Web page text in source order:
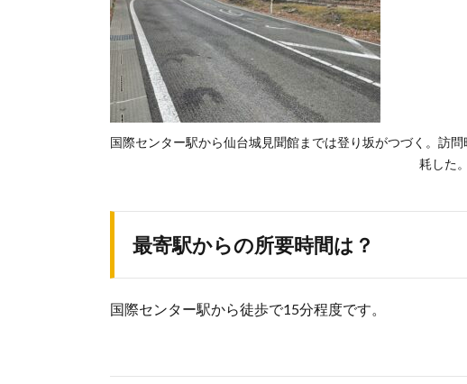
国際センター駅から仙台城見聞館までは登り坂がつづく。訪
耗した。
最寄駅からの所要時間は？
国際センター駅から徒歩で15分程度です。